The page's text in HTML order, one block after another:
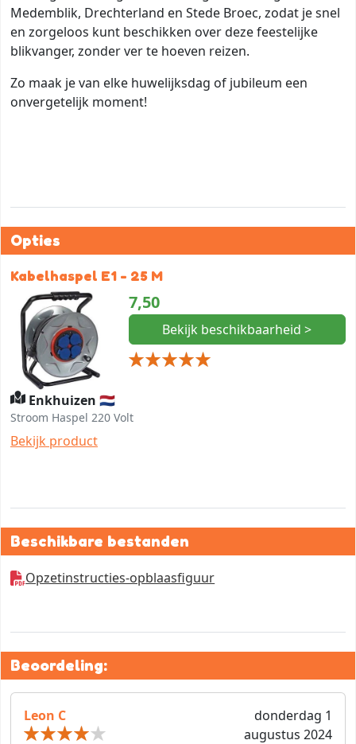
Medemblik, Drechterland en Stede Broec, zodat je snel
en zorgeloos kunt beschikken over deze feestelijke
blikvanger, zonder ver te hoeven reizen.
Zo maak je van elke huwelijksdag of jubileum een
onvergetelijk moment!
Opties
Kabelhaspel E1 - 25 M
7,50
Bekijk beschikbaarheid >
Enkhuizen 🇳🇱
Stroom Haspel 220 Volt
Bekijk product
Beschikbare bestanden
Opzetinstructies-opblaasfiguur
Beoordeling:
Leon C
donderdag 1
augustus 2024